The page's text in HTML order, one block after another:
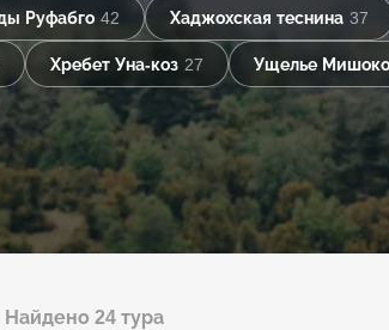
Руфабго 42 Хаджохская теснина 37
Хребет Уна-коз 27 Ущелье Мишоко
Найдено 24 тура